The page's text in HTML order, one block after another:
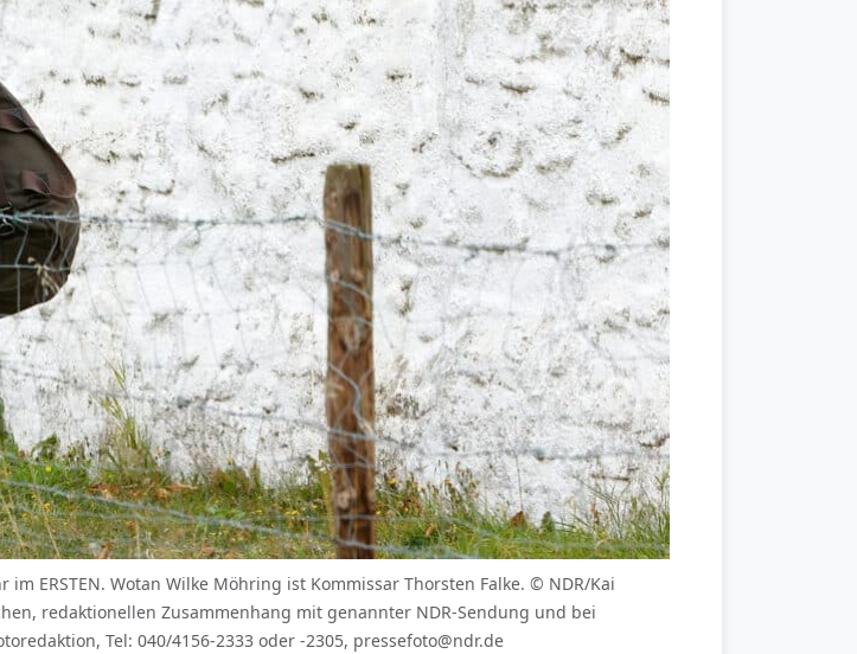
im ERSTEN. Wotan Wilke Möhring ist Kommissar Thorsten Falke. © NDR/Kai
redaktionellen Zusammenhang mit genannter NDR-Sendung und bei
Tel: 040/4156-2333 oder -2305, pressefoto@ndr.de